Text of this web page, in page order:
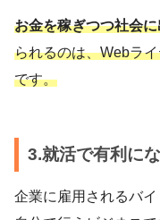
お金を稼ぎつつ社会
られるのは、Webラ
です。
3.就活で有利に
企業に雇用されるバ